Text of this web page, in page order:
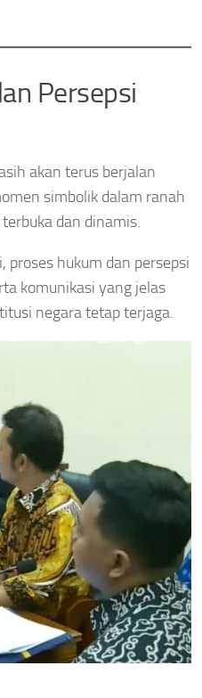
Persepsi
akan terus berjalan
simbolik dalam ranah
dan dinamis.
hukum dan persepsi
komunikasi yang jelas
negara tetap terjaga.